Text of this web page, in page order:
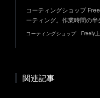
コーティングショップ
ーティング。作業時間の
コーティングショップ Freely
関連記事